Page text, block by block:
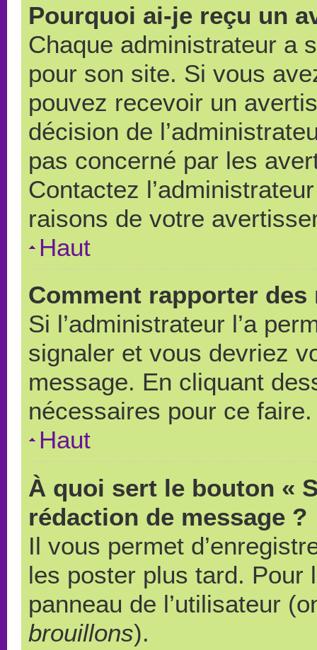
Pourquoi ai-je reçu un
Chaque administrateur a
pour son site. Si vous
pouvez recevoir un
décision de
pas concerné par les
Contactez
raisons de votre
Haut
Comment rapporter
Si l’administrateur l’a
signaler et vous devriez
message. En cliquant
nécessaires pour ce faire.
Haut
À quoi sert le bouton «
rédaction de message ?
Il vous permet
les poster plus tard. Pour
panneau de l’utilisateur
brouillons).